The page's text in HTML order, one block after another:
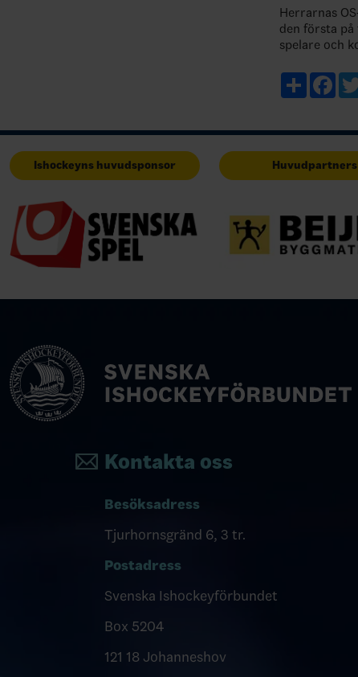
Herrarnas
den första på
spelare och
i världen.
Share
Ishockeyns huvudsponsor Huvudpartners
Kontakta oss
Besöksadress
Tjurhornsgränd 6, 3 tr.
Postadress
Svenska Ishockeyförbundet
Box 5204
121 18 Johanneshov